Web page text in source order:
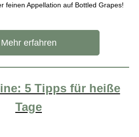
feinen Appellation auf Bottled Grapes!
Mehr erfahren
5 Tipps für heiße
Tage